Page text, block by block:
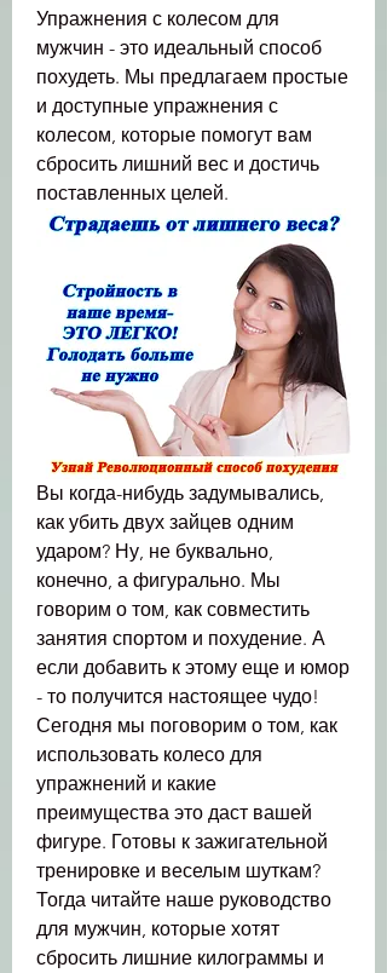
Упражнения с колесом для
мужчин - это идеальный способ
похудеть. Мы предлагаем простые
и доступные упражнения с
колесом, которые помогут вам
сбросить лишний вес и достичь
поставленных целей.
Вы когда-нибудь задумывались,
как убить двух зайцев одним
ударом? Ну, не буквально,
конечно, а фигурально. Мы
говорим о том, как совместить
занятия спортом и похудение. А
если добавить к этому еще и юмор
- то получится настоящее чудо!
Сегодня мы поговорим о том, как
использовать колесо для
упражнений и какие
преимущества это даст вашей
фигуре. Готовы к зажигательной
тренировке и веселым шуткам?
Тогда читайте наше руководство
для мужчин, которые хотят
сбросить лишние килограммы и